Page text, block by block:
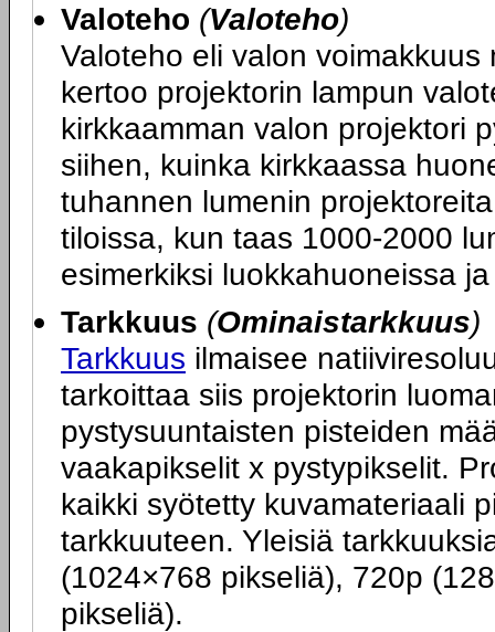
Valoteho (Valoteho)
Valoteho eli valon
kertoo projektorin lampun
kirkkaamman valon projektori
siihen, kuinka kirkkaassa
tuhannen lumenin
tiloissa, kun taas 1000-2000
esimerkiksi luokkahuoneissa
Tarkkuus (Ominaistarkkuus)
Tarkkuus ilmaisee
tarkoittaa siis projektorin
pystysuuntaisten pisteiden
vaakapikselit x pystypikselit.
kaikki syötetty kuvamateriaali
tarkkuuteen. Yleisiä
(1024×768 pikseliä), 720p
pikseliä).